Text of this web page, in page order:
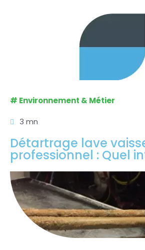
# Environnement & Métier
3 mn
Détartrage lave
professionnel : Quel